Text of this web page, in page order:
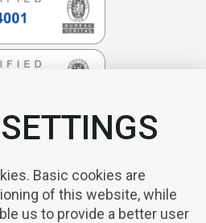
Basic cookies are
of this website, while
us to provide a better user